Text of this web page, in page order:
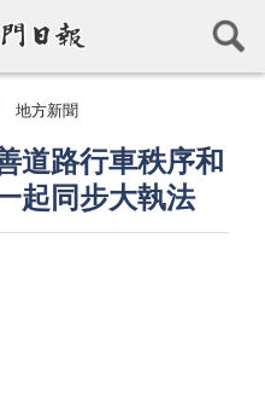
地方新聞
道路行車秩序和
起同步大執法